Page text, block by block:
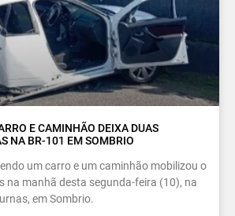
E CAMINHÃO DEIXA DUAS
NA BR-101 EM SOMBRIO
um carro e um caminhão mobilizou o
na manhã desta segunda-feira (10), na
em Sombrio.